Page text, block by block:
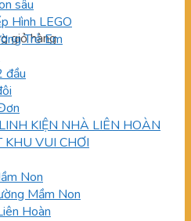
giỏ hàng.
sâu
Hình LEGO
Trẻ Em
đầu
KIỆN NHÀ LIÊN HOÀN
KHU VUI CHƠI
Non
Mầm Non
Hoàn